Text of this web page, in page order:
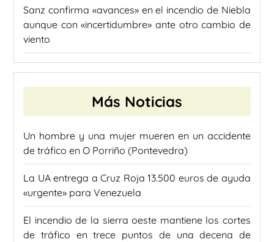
Sanz confirma «avances» en el incendio de Niebla
aunque con «incertidumbre» ante otro cambio de
viento
Más Noticias
Un hombre y una mujer mueren en un accidente
de tráfico en O Porriño (Pontevedra)
La UA entrega a Cruz Roja 13.500 euros de ayuda
«urgente» para Venezuela
El incendio de la sierra oeste mantiene los cortes
de tráfico en trece puntos de una decena de